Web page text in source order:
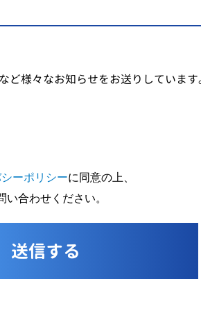
ど様々なお知らせをお送りしています
ーポリシーに同意の上、
い合わせください。